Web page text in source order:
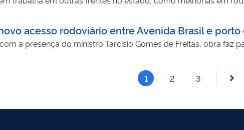
acesso rodoviário entre Avenida Brasil e porto
a presença do ministro Tarcísio Gomes de Freitas, obra faz
1 2 3